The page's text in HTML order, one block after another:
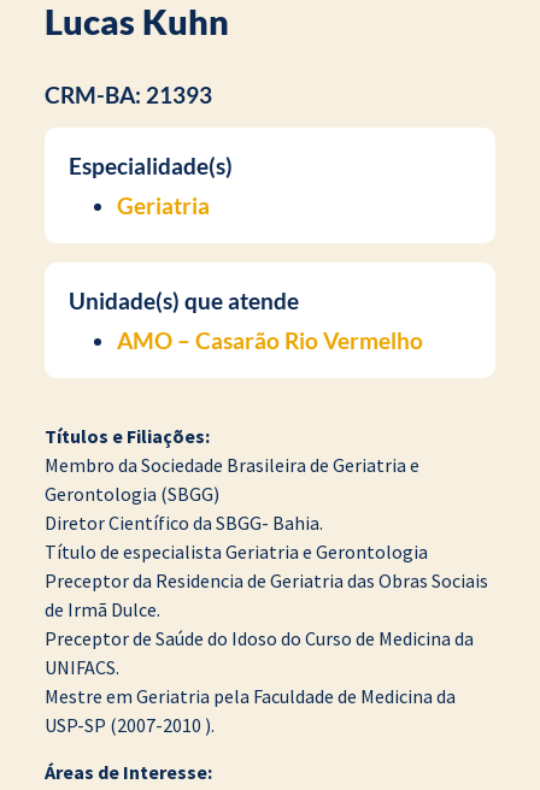
Lucas Kuhn
CRM-BA: 21393
Especialidade(s)
Geriatria
Unidade(s) que atende
AMO – Casarão Rio Vermelho
Títulos e Filiações:
Membro da Sociedade Brasileira de Geriatria e
Gerontologia (SBGG)
Diretor Científico da SBGG- Bahia.
Título de especialista Geriatria e Gerontologia
Preceptor da Residencia de Geriatria das Obras Sociais
de Irmã Dulce.
Preceptor de Saúde do Idoso do Curso de Medicina da
UNIFACS.
Mestre em Geriatria pela Faculdade de Medicina da
USP-SP (2007-2010 ).
Áreas de Interesse: